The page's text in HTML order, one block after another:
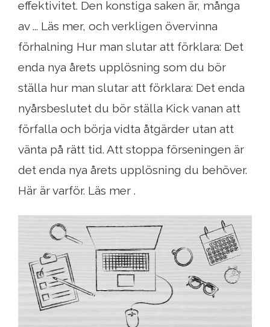
effektivitet. Den konstiga saken är, många
av ... Läs mer, och verkligen övervinna
förhalning Hur man slutar att förklara: Det
enda nya årets upplösning som du bör
ställa hur man slutar att förklara: Det enda
nyårsbeslutet du bör ställa Kick vanan att
förfalla och börja vidta åtgärder utan att
vänta på rätt tid. Att stoppa förseningen är
det enda nya årets upplösning du behöver.
Här är varför. Läs mer .